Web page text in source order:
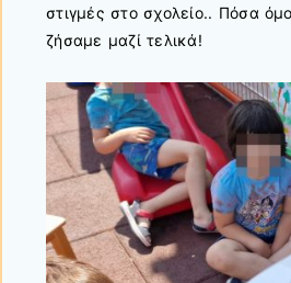
στιγμές στο σχολείο.. Πόσα
ζήσαμε μαζί τελικά!